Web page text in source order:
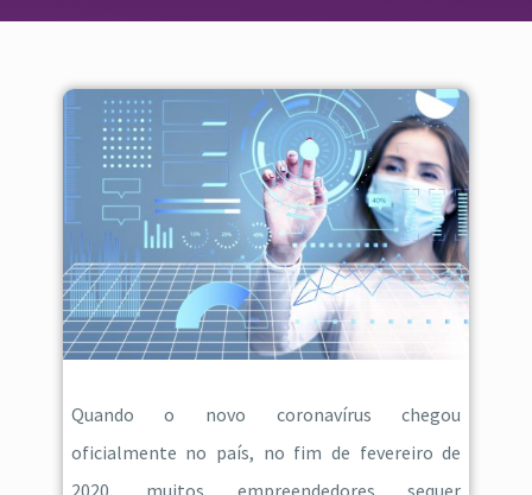
Quando o novo coronavírus chegou
oficialmente no país, no fim de fevereiro de
2020, muitos empreendedores sequer